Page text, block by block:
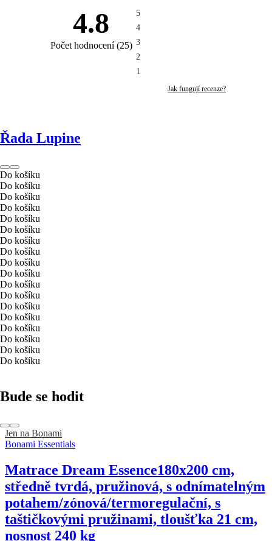
4.8
Počet hodnocení(25)
5
4
3
2
1
Jak fungují recenze?
Řada Lupine
Do košíku
Do košíku
Do košíku
Do košíku
Do košíku
Do košíku
Do košíku
Do košíku
Do košíku
Do košíku
Do košíku
Do košíku
Do košíku
Do košíku
Do košíku
Do košíku
Do košíku
Do košíku
Bude se hodit
Jen na Bonami
Bonami Essentials
Matrace Dream Essence180x200 cm,
středně tvrdá, pružinová, s odnímatelným
potahem/zónová/termoregulační, s
taštičkovými pružinami, tloušťka 21 cm,
nosnost 240 kg